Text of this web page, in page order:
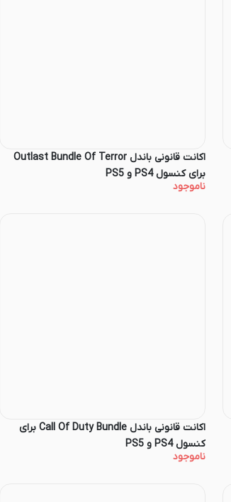
اکانت قانونی باندل Outlast Bundle Of Terror
برای کنسول PS4 و PS5
ناموجود
اکانت قانونی باندل Call Of Duty Bundle برای
کنسول PS4 و PS5
ناموجود